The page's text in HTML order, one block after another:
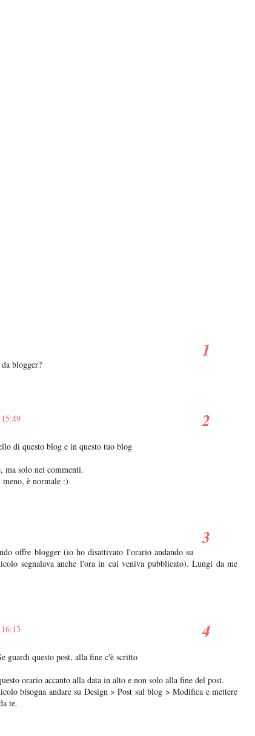
blogger?
di questo blog e in questo tuo blog
ma solo nei commenti.
meno, è normale :)
offre blogger (io ho disattivato l'orario andando su
segnalava anche l'ora in cui veniva pubblicato). Lungi da me
guardi questo post, alla fine c'è scritto
orario accanto alla data in alto e non solo alla fine del post.
bisogna andare su Design > Post sul blog > Modifica e mettere
te.